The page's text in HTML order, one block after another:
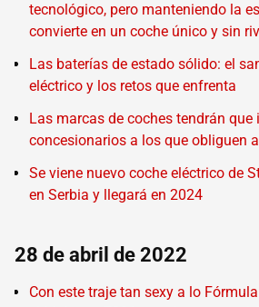
tecnológico, pero manteniendo la
convierte en un coche único y sin
Las baterías de estado sólido: el
eléctrico y los retos que enfrenta
Las marcas de coches tendrán
concesionarios a los que obliguen
Se viene nuevo coche eléctrico de
en Serbia y llegará en 2024
28 de abril de 2022
Con este traje tan sexy a lo